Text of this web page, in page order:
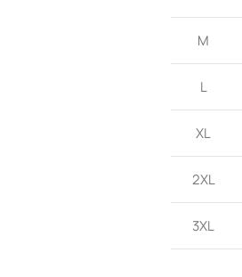
M
L
XL
2XL
3XL